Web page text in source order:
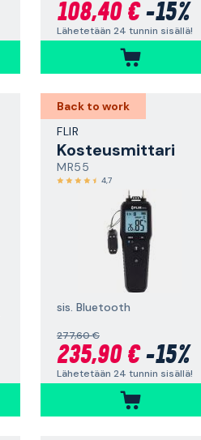
108,40 €-15%
Lähetetään 24 tunnin sisällä!
Back to work
FLIR
Kosteusmittari
MR55
4,7
sis. Bluetooth
277,60 €
235,90 €-15%
Lähetetään 24 tunnin sisällä!